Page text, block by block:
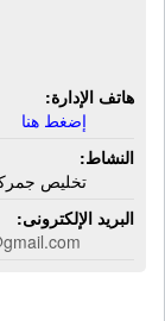
هاتف الإدارة:
إضغط هنا
النشاط:
تخليص
البريد الإلكترونى: